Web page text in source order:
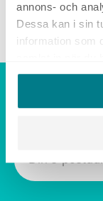
annons- och
Dessa kan i sin
information som